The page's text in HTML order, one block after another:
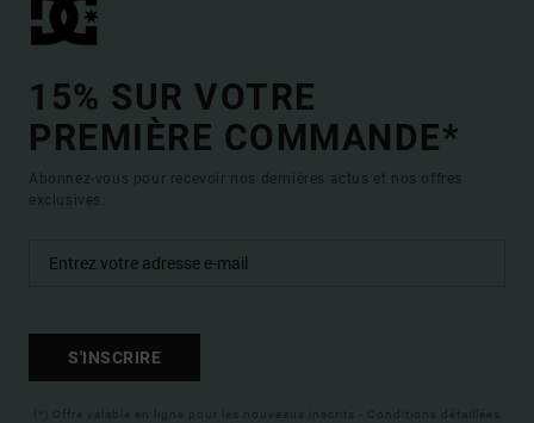
15% SUR VOTRE
PREMIÈRE COMMANDE*
Abonnez-vous pour recevoir nos dernières actus et nos offres
exclusives.
S'INSCRIRE
(*) Offre valable en ligne pour les nouveaux inscrits - Conditions détaillées